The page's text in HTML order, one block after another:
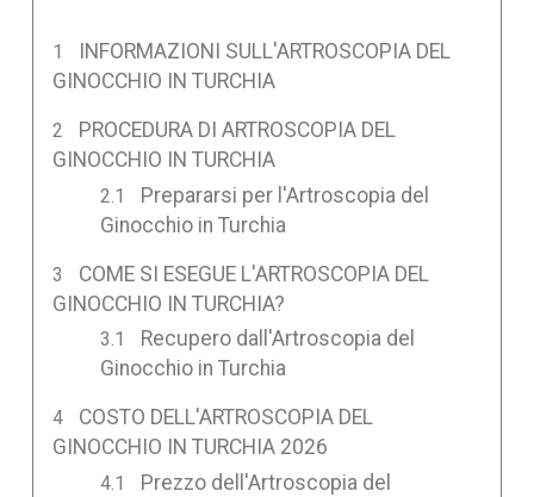
INFORMAZIONI SULL'ARTROSCOPIA DEL
GINOCCHIO IN TURCHIA
PROCEDURA DI ARTROSCOPIA DEL
GINOCCHIO IN TURCHIA
Prepararsi per l'Artroscopia del
Ginocchio in Turchia
COME SI ESEGUE L'ARTROSCOPIA DEL
GINOCCHIO IN TURCHIA?
Recupero dall'Artroscopia del
Ginocchio in Turchia
COSTO DELL'ARTROSCOPIA DEL
GINOCCHIO IN TURCHIA 2026
Prezzo dell'Artroscopia del